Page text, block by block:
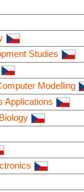
Studies
Modelling
Applications